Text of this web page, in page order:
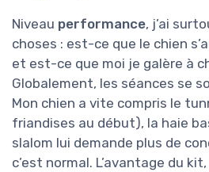
Niveau performance, j’ai
choses : est-ce que le chien
et est-ce que moi je galère à
Globalement, les séances se
Mon chien a vite compris le
friandises au début), la haie
slalom lui demande plus de
c’est normal. L’avantage du